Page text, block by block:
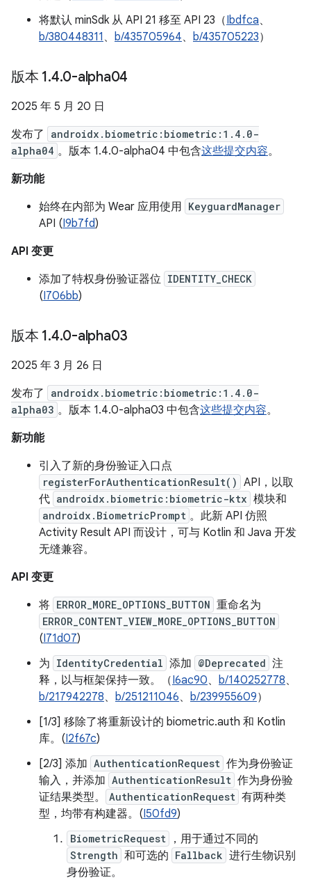
将默认 minSdk 从 API 21 移至 API 23（Ibdfca、
b/380448311 、 b/435705964、 b/435705223）
版本 1.4.0-alpha04
2025 年 5 月 20 日
发布了
androidx.biometric:biometric:1.4.0-
alpha04 。版本 1.4.0-alpha04 中包含这些提交内容。
新功能
始终在内部为 Wear 应用使用 KeyguardManager
API (I9b7fd)
API 变更
添加了特权身份验证器位 IDENTITY_CHECK
(I706bb)
版本 1.4.0-alpha03
2025 年 3 月 26 日
发布了
androidx.biometric:biometric:1.4.0-
alpha03 。版本 1.4.0-alpha03 中包含这些提交内容。
新功能
引入了新的身份验证入口点
registerForAuthenticationResult() API，以取
代 androidx.biometric:biometric-ktx 模块和
androidx.BiometricPrompt 。此新 API 仿照
Activity Result API 而设计，可与 Kotlin 和 Java 开发
无缝兼容。
API 变更
将 ERROR_MORE_OPTIONS_BUTTON 重命名为
ERROR_CONTENT_VIEW_MORE_OPTIONS_BUTTON
(I71d07)
为 IdentityCredential 添加 @Deprecated 注
释，以与框架保持一致。（I6ac90、 b/140252778、
b/217942278、 b/251211046、 b/239955609）
[1/3] 移除了将重新设计的 biometric.auth 和 Kotlin
库。(I2f67c)
[2/3] 添加 AuthenticationRequest 作为身份验证
输入，并添加 AuthenticationResult 作为身份验
证结果类型。
AuthenticationRequest 有两种类
型，均带有构建器。(I50fd9)
BiometricRequest ，用于通过不同的
Strength 和可选的 Fallback 进行生物识别
身份验证。